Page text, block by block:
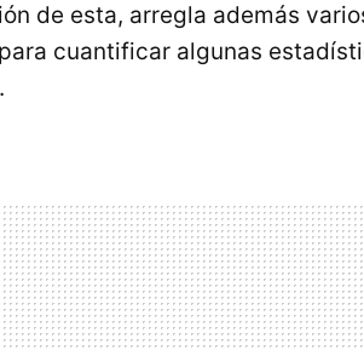
de esta, arregla además
cuantificar algunas